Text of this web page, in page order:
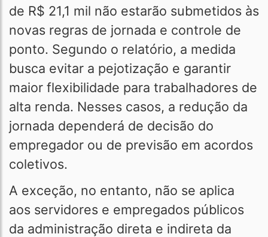
de R$ 21,1 mil não estarão submetidos às
novas regras de jornada e controle de
ponto. Segundo o relatório, a medida
busca evitar a pejotização e garantir
maior flexibilidade para trabalhadores de
alta renda. Nesses casos, a redução da
jornada dependerá de decisão do
empregador ou de previsão em acordos
coletivos.
A exceção, no entanto, não se aplica
aos servidores e empregados públicos
da administração direta e indireta da